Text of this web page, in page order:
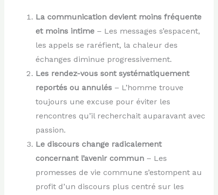
La communication devient moins fréquente
et moins intime– Les messages s’espacent,
les appels se raréfient, la chaleur des
échanges diminue progressivement.
Les rendez-vous sont systématiquement
reportés ou annulés– L’homme trouve
toujours une excuse pour éviter les
rencontres qu’il recherchait auparavant avec
passion.
Le discours change radicalement
concernant l’avenir commun– Les
promesses de vie commune s’estompent au
profit d’un discours plus centré sur les